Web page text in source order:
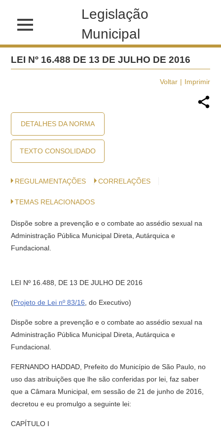
Legislação
Municipal
LEI Nº 16.488 DE 13 DE JULHO DE 2016
Voltar Imprimir
DETALHES DA NORMA
TEXTO CONSOLIDADO
REGULAMENTAÇÕES CORRELAÇÕES
TEMAS RELACIONADOS
Dispõe sobre a prevenção e o combate ao assédio sexual na
Administração Pública Municipal Direta, Autárquica e
Fundacional.
LEI Nº 16.488, DE 13 DE JULHO DE 2016
(Projeto de Lei nº 83/16 , do Executivo)
Dispõe sobre a prevenção e o combate ao assédio sexual na
Administração Pública Municipal Direta, Autárquica e
Fundacional.
FERNANDO HADDAD, Prefeito do Município de São Paulo, no
uso das atribuições que lhe são conferidas por lei, faz saber
que a Câmara Municipal, em sessão de 21 de junho de 2016,
decretou e eu promulgo a seguinte lei:
CAPÍTULO I